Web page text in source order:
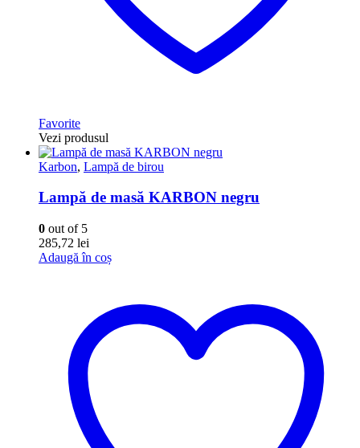
Favorite
Vezi produsul
Karbon, Lampă de birou
Lampă de masă KARBON negru
0 out of 5
285,72 lei
Adaugă în coș